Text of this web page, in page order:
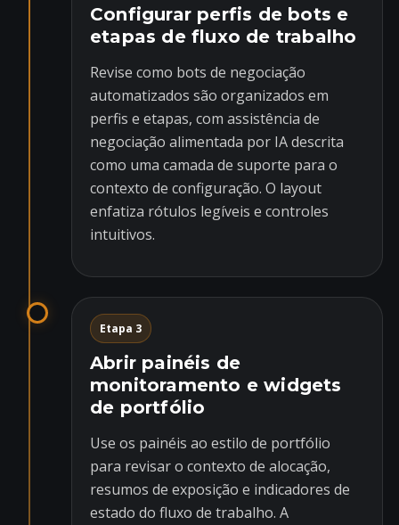
Configurar perfis de bots e
etapas de fluxo de trabalho
Revise como bots de negociação
automatizados são organizados em
perfis e etapas, com assistência de
negociação alimentada por IA descrita
como uma camada de suporte para o
contexto de configuração. O layout
enfatiza rótulos legíveis e controles
intuitivos.
Etapa 3
Abrir painéis de
monitoramento e widgets
de portfólio
Use os painéis ao estilo de portfólio
para revisar o contexto de alocação,
resumos de exposição e indicadores de
estado do fluxo de trabalho. A